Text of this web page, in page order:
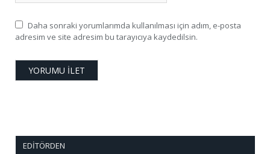
Daha sonraki yorumlarımda kullanılması için adım, e-posta
adresim ve site adresim bu tarayıcıya kaydedilsin.
EDITÖRDEN